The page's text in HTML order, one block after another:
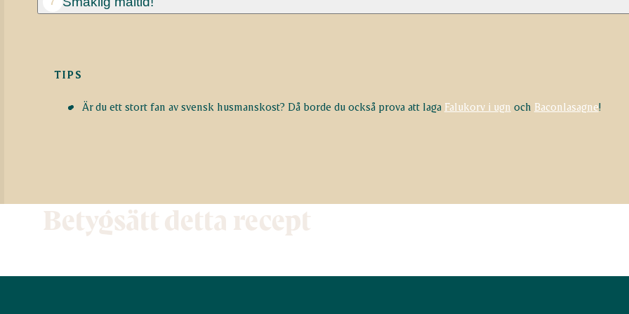
TIPS
Är du ett stort fan av svensk husmanskost? Då borde du också prova att laga Falukorv i ugn och Baconlasagne!
Betygsätt detta recept